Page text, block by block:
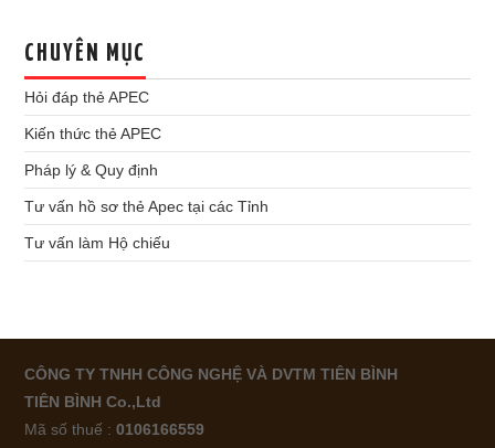
CHUYÊN MỤC
Hỏi đáp thẻ APEC
Kiến thức thẻ APEC
Pháp lý & Quy định
Tư vấn hồ sơ thẻ Apec tại các Tỉnh
Tư vấn làm Hộ chiếu
CÔNG TY TNHH CÔNG NGHỆ VÀ DVTM TIÊN BÌNH
TIÊN BÌNH Co.,Ltd
Mã số thuế :0106166559